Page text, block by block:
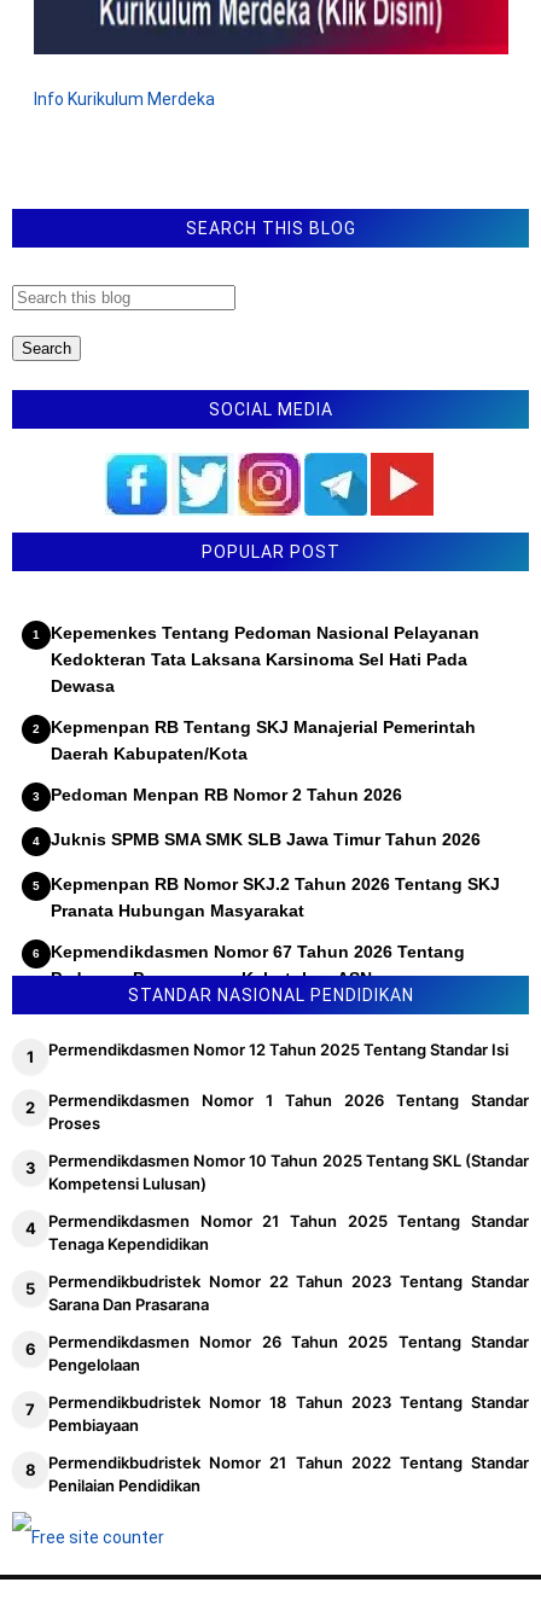
Info Kurikulum Merdeka
SEARCH THIS BLOG
SOCIAL MEDIA
POPULAR POST
Kepemenkes Tentang Pedoman Nasional Pelayanan
Kedokteran Tata Laksana Karsinoma Sel Hati Pada
Dewasa
Kepmenpan RB Tentang SKJ Manajerial Pemerintah
Daerah Kabupaten/Kota
Pedoman Menpan RB Nomor 2 Tahun 2026
Juknis SPMB SMA SMK SLB Jawa Timur Tahun 2026
Kepmenpan RB Nomor SKJ.2 Tahun 2026 Tentang SKJ
Pranata Hubungan Masyarakat
Kepmendikdasmen Nomor 67 Tahun 2026 Tentang
Pedoman Penyusunan Kebutuhan ASN
STANDAR NASIONAL PENDIDIKAN
Permendikdasmen Nomor 12 Tahun 2025 Tentang Standar Isi
Permendikdasmen Nomor 1 Tahun 2026 Tentang Standar
Proses
Permendikdasmen Nomor 10 Tahun 2025 Tentang SKL (Standar
Kompetensi Lulusan)
Permendikdasmen Nomor 21 Tahun 2025 Tentang Standar
Tenaga Kependidikan
Permendikbudristek Nomor 22 Tahun 2023 Tentang Standar
Sarana Dan Prasarana
Permendikdasmen Nomor 26 Tahun 2025 Tentang Standar
Pengelolaan
Permendikbudristek Nomor 18 Tahun 2023 Tentang Standar
Pembiayaan
Permendikbudristek Nomor 21 Tahun 2022 Tentang Standar
Penilaian Pendidikan